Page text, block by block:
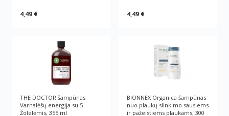
4,49 € 4,49 €
THE DOCTOR šampūnas
Varnalėšų energija su 5
Žolelėmis, 355 ml
BIONNEX Organica šampūnas
nuo plaukų slinkimo sausiems
ir pažeistiems plaukams, 300